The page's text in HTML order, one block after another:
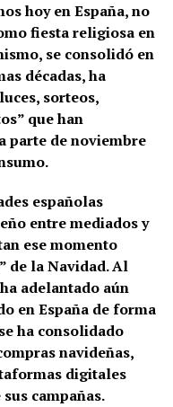
hoy en España, no
fiesta religiosa en
se consolidó en
décadas, ha
sorteos,
que han
parte de noviembre
españolas
entre mediados y
ese momento
de la Navidad. Al
adelantado aún
en España de forma
ha consolidado
navideñas,
digitales
campañas.